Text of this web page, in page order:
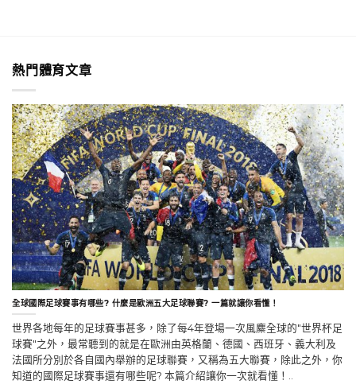
熱門體育文章
全球國際足球賽事有哪些? 什麼是歐洲五大足球聯賽? 一篇就讓你看懂！
世界各地每年的足球賽事甚多，除了每4年登場一次風麋全球的"世界杯足
球賽"之外，最常聽到的就是在歐洲由英格蘭、德國、西班牙、義大利及
法國所分別於各自國內舉辦的足球聯賽，又稱為五大聯賽，除此之外，你
知道的國際足球賽事還有哪些呢? 本篇介紹讓你一次就看懂！..